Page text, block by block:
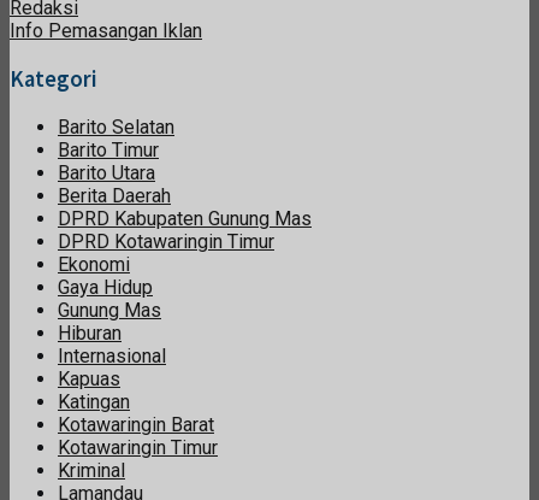
Redaksi
Info Pemasangan Iklan
Kategori
Barito Selatan
Barito Timur
Barito Utara
Berita Daerah
DPRD Kabupaten Gunung Mas
DPRD Kotawaringin Timur
Ekonomi
Gaya Hidup
Gunung Mas
Hiburan
Internasional
Kapuas
Katingan
Kotawaringin Barat
Kotawaringin Timur
Kriminal
Lamandau